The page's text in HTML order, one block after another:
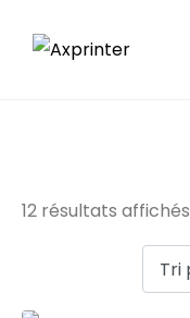
12 résultats affichés